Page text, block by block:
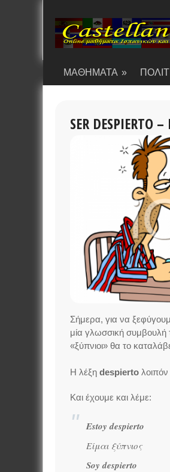
ΜΑΘΗΜΑΤΑ »
SER DESPIERTO –
Σήμερα, για να
μία γλωσσική συμβουλή
«ξύπνιοι» θα το
Η λέξη despiertoλοιπόν
Και έχουμε και λέμε:
Estoy despierto
Είμαι ξύπνιος
Soy despierto